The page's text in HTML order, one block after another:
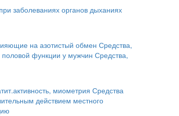
заболеваниях органов дыханиях
на азотистый обмен Средства,
функции у мужчин Средства,
миометрия Средства
действием местного